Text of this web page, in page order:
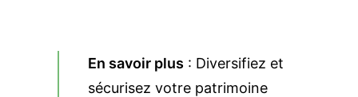
En savoir plus : Diversifiez et
sécurisez votre patrimoine